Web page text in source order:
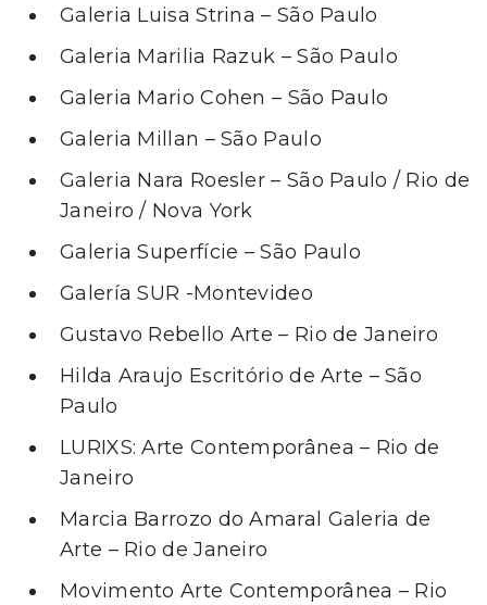
Galeria Luisa Strina – São Paulo
Galeria Marilia Razuk – São Paulo
Galeria Mario Cohen – São Paulo
Galeria Millan – São Paulo
Galeria Nara Roesler – São Paulo / Rio de
Janeiro / Nova York
Galeria Superfície – São Paulo
Galería SUR -Montevideo
Gustavo Rebello Arte – Rio de Janeiro
Hilda Araujo Escritório de Arte – São
Paulo
LURIXS: Arte Contemporânea – Rio de
Janeiro
Marcia Barrozo do Amaral Galeria de
Arte – Rio de Janeiro
Movimento Arte Contemporânea – Rio